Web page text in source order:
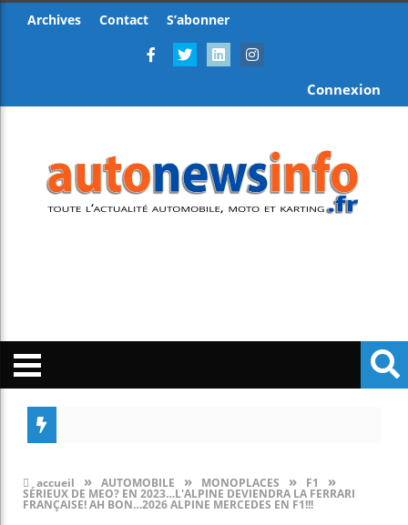
Archives Contact S’abonner
Connexion
accueil » AUTOMOBILE » MONOPLACES » F1 »
SÉRIEUX DE MEO? EN 2023…L'ALPINE DEVIENDRA LA FERRARI
FRANÇAISE! AH BON…2026 ALPINE MERCEDES EN F1!!!